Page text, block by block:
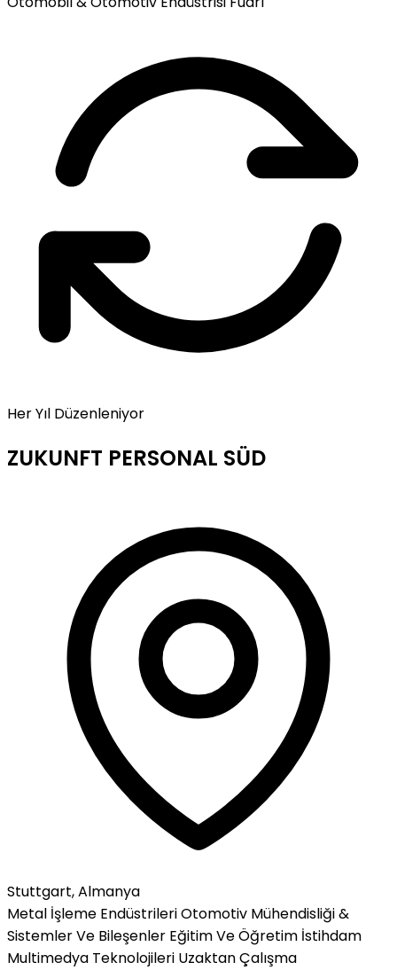
Her Yıl Düzenleniyor
ZUKUNFT PERSONAL SÜD
Stuttgart, Almanya
Metal İşleme EndüstrileriOtomotiv Mühendisliği &
Sistemler Ve Bileşenler Eğitim Ve Öğretim İstihdam
Multimedya Teknolojileri Uzaktan Çalışma